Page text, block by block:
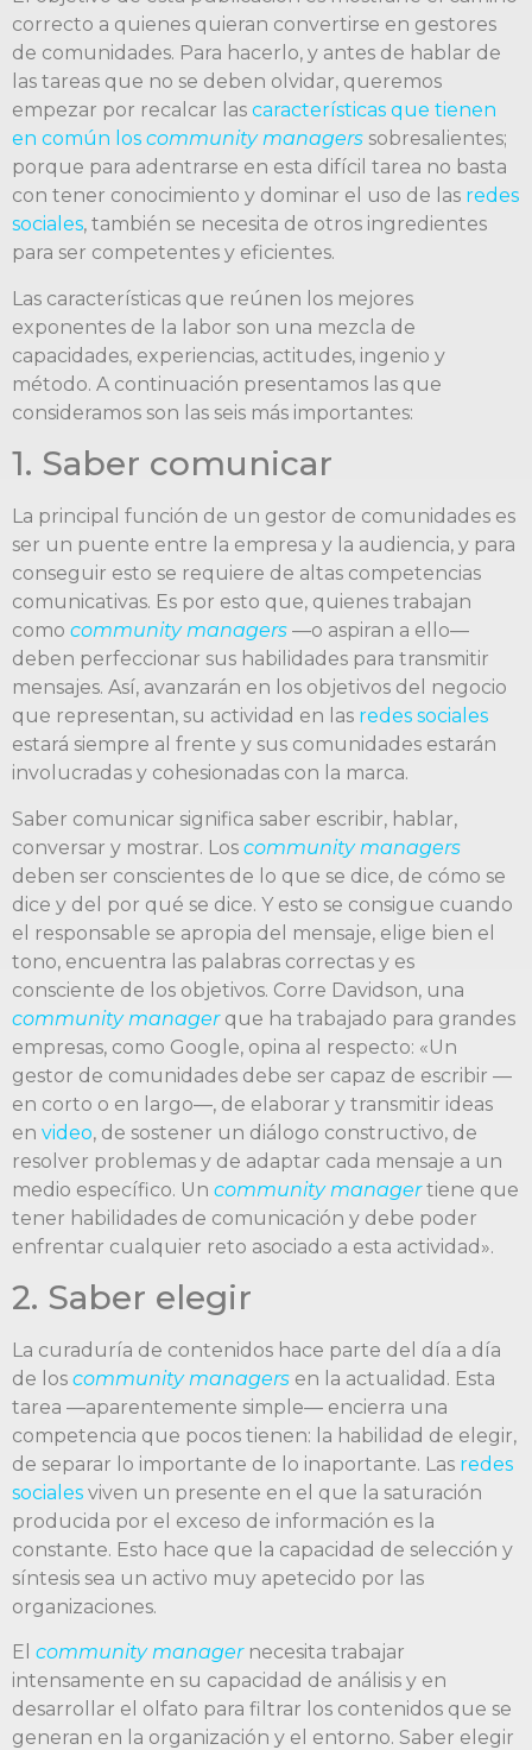
correcto a quienes quieran convertirse en gestores
de comunidades. Para hacerlo, y antes de hablar de
las tareas que no se deben olvidar, queremos
empezar por recalcar las características que tienen
en común los community managers sobresalientes;
porque para adentrarse en esta difícil tarea no basta
con tener conocimiento y dominar el uso de las redes
sociales, también se necesita de otros ingredientes
para ser competentes y eficientes.
Las características que reúnen los mejores
exponentes de la labor son una mezcla de
capacidades, experiencias, actitudes, ingenio y
método. A continuación presentamos las que
consideramos son las seis más importantes:
1. Saber comunicar
La principal función de un gestor de comunidades es
ser un puente entre la empresa y la audiencia, y para
conseguir esto se requiere de altas competencias
comunicativas. Es por esto que, quienes trabajan
como community managers —o aspiran a ello—
deben perfeccionar sus habilidades para transmitir
mensajes. Así, avanzarán en los objetivos del negocio
que representan, su actividad en las redes sociales
estará siempre al frente y sus comunidades estarán
involucradas y cohesionadas con la marca.
Saber comunicar significa saber escribir, hablar,
conversar y mostrar. Los community managers
deben ser conscientes de lo que se dice, de cómo se
dice y del por qué se dice. Y esto se consigue cuando
el responsable se apropia del mensaje, elige bien el
tono, encuentra las palabras correctas y es
consciente de los objetivos. Corre Davidson, una
community managerque ha trabajado para grandes
empresas, como Google, opina al respecto: «Un
gestor de comunidades debe ser capaz de escribir —
en corto o en largo—, de elaborar y transmitir ideas
en video, de sostener un diálogo constructivo, de
resolver problemas y de adaptar cada mensaje a un
medio específico. Un community managertiene que
tener habilidades de comunicación y debe poder
enfrentar cualquier reto asociado a esta actividad».
2. Saber elegir
La curaduría de contenidos hace parte del día a día
de los community managers en la actualidad. Esta
tarea —aparentemente simple— encierra una
competencia que pocos tienen: la habilidad de elegir,
de separar lo importante de lo inaportante. Las redes
sociales viven un presente en el que la saturación
producida por el exceso de información es la
constante. Esto hace que la capacidad de selección y
síntesis sea un activo muy apetecido por las
organizaciones.
El community managernecesita trabajar
intensamente en su capacidad de análisis y en
desarrollar el olfato para filtrar los contenidos que se
generan en la organización y el entorno. Saber elegir